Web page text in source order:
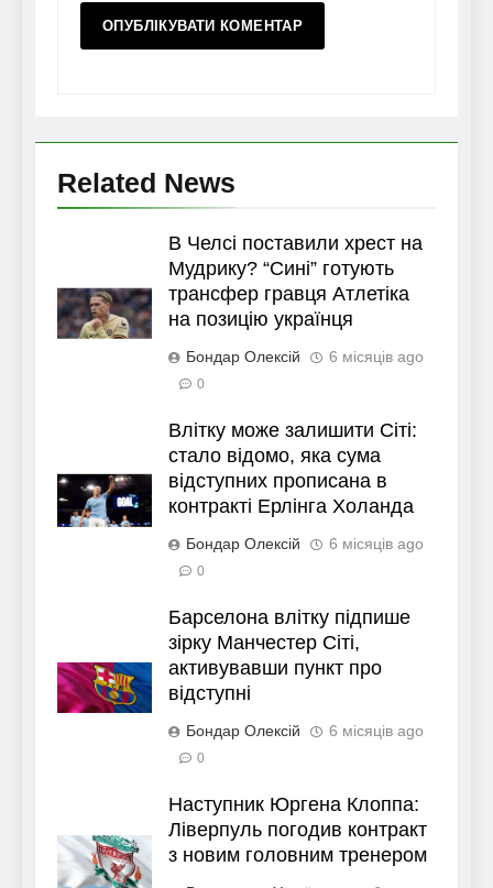
Related News
В Челсі поставили хрест на
Мудрику? “Сині” готують
трансфер гравця Атлетіка
на позицію українця
Бондар Олексій 6 місяців ago
0
Влітку може залишити Сіті:
стало відомо, яка сума
відступних прописана в
контракті Ерлінга Холанда
Бондар Олексій 6 місяців ago
0
Барселона влітку підпише
зірку Манчестер Сіті,
активувавши пункт про
відступні
Бондар Олексій 6 місяців ago
0
Наступник Юргена Клоппа:
Ліверпуль погодив контракт
з новим головним тренером